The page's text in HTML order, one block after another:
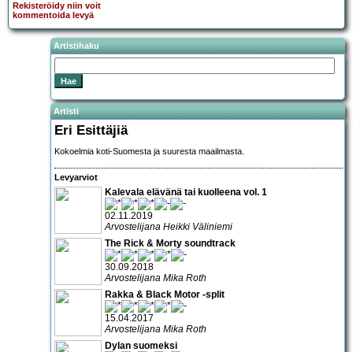
Rekisteröidy niin voit
kommentoida levyä
Artistihaku
Artisti
Eri Esittäjiä
Kokoelmia koti-Suomesta ja suuresta maailmasta.
Levyarviot
Kalevala elävänä tai kuolleena vol. 1
02.11.2019
Arvostelijana Heikki Väliniemi
The Rick & Morty soundtrack
30.09.2018
Arvostelijana Mika Roth
Rakka & Black Motor -split
15.04.2017
Arvostelijana Mika Roth
Dylan suomeksi